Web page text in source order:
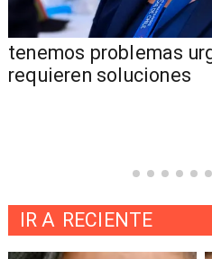
tenemos problemas
requieren soluciones
IR A RECIENTE